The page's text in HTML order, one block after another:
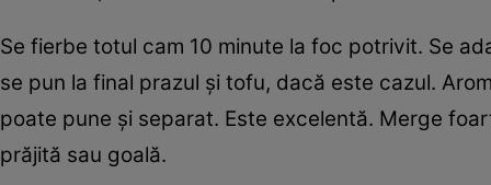
Se fierbe totul cam 10 minute la foc potrivit. Se
se pun la final prazul şi tofu, dacă este cazul.
poate pune şi separat. Este excelentă. Merge
prăjită sau goală.